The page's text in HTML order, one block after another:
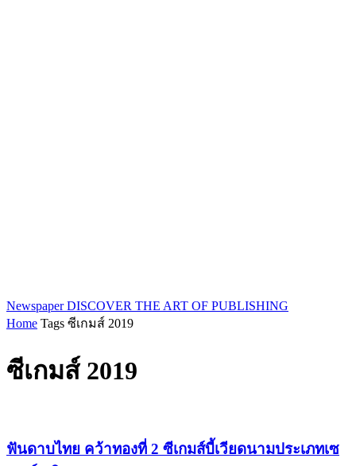
Newspaper DISCOVER THE ART OF PUBLISHING
Home Tags ซีเกมส์ 2019
ซีเกมส์ 2019
ฟันดาบไทย คว้าทองที่ 2 ซีเกมส์บี้เวียดนามประเภทเซ